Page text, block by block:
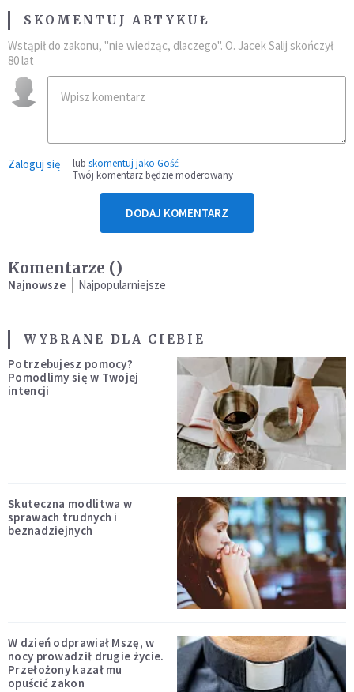
SKOMENTUJ ARTYKUŁ
Wstąpił do zakonu, "nie wiedząc, dlaczego". O. Jacek Salij skończył
80 lat
Zaloguj się lub skomentuj jako Gość
Twój komentarz będzie moderowany
DODAJ KOMENTARZ
Komentarze ()
Najnowsze Najpopularniejsze
WYBRANE DLA CIEBIE
Potrzebujesz pomocy?
Pomodlimy się w Twojej
intencji
Skuteczna modlitwa w
sprawach trudnych i
beznadziejnych
W dzień odprawiał Mszę, w
nocy prowadził drugie życie.
Przełożony kazał mu
opuścić zakon